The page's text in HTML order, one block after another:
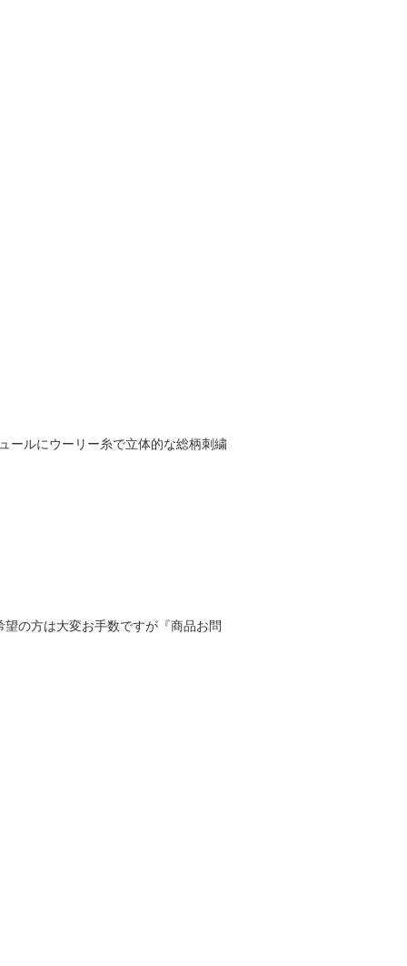
ールにウーリー糸で立体的な総柄刺繍
の方は大変お手数ですが『商品お問